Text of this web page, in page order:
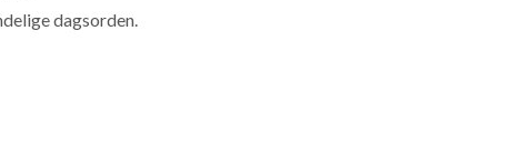
dagsorden.